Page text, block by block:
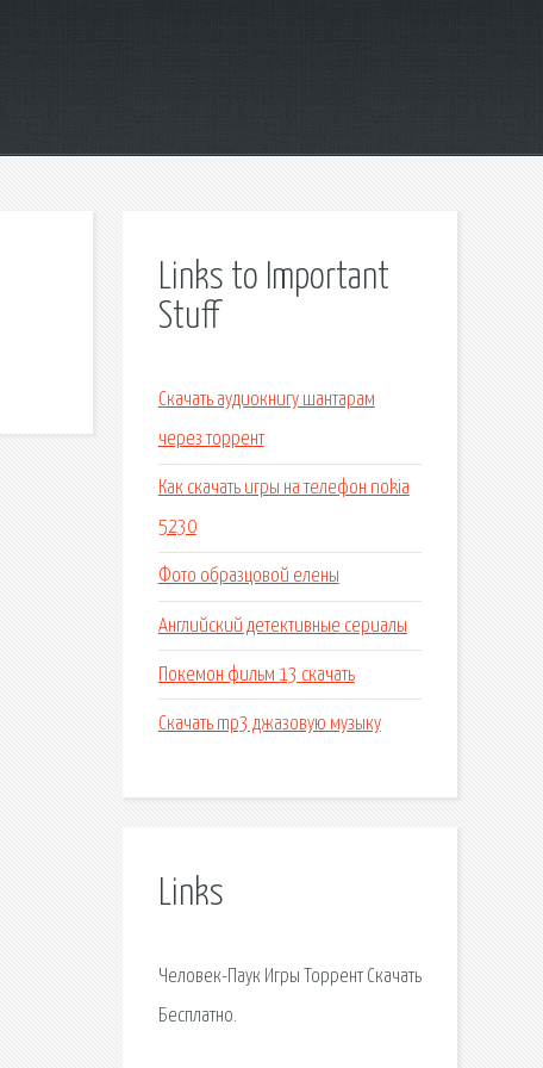
Links to Important
Stuff
Скачать аудиокнигу шантарам
через торрент
Как скачать игры на телефон nokia
5230
Фото образцовой елены
Английский детективные сериалы
Покемон фильм 13 скачать
Скачать mp3 джазовую музыку
Links
Человек-Паук Игры Торрент Скачать
Бесплатно.